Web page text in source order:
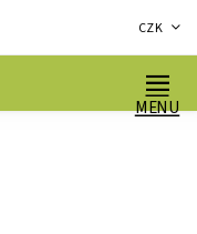
CZK